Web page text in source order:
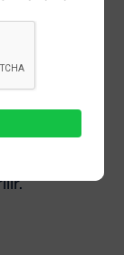
film